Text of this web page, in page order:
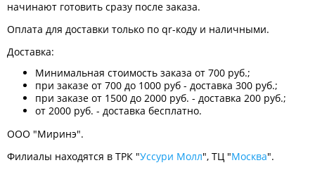
начинают готовить сразу после заказа.
Оплата для доставки только по qr-коду и наличными.
Доставка:
Минимальная стоимость заказа от 700 руб.;
при заказе от 700 до 1000 руб - доставка 300 руб.;
при заказе от 1500 до 2000 руб. - доставка 200 руб.;
от 2000 руб. - доставка бесплатно.
ООО "Миринэ".
Филиалы находятся в ТРК "Уссури Молл", ТЦ "Москва".